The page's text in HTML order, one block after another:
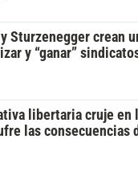
Sturzenegger crean
y “ganar”
libertaria cruje en
las consecuencias